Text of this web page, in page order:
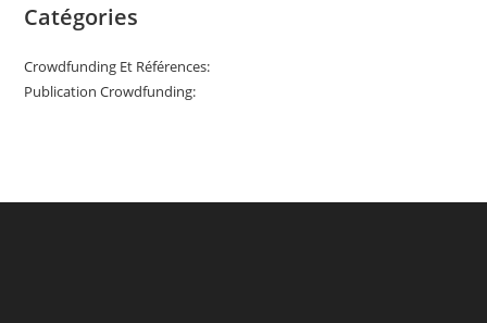
Catégories
Crowdfunding Et Références:
Publication Crowdfunding: